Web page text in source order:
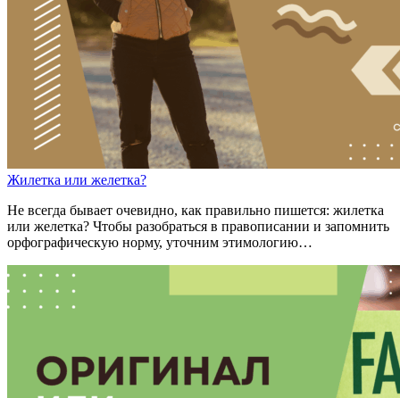
Жилетка или желетка?
Не всегда бывает очевидно, как правильно пишется: жилетка
или желетка? Чтобы разобраться в правописании и запомнить
орфографическую норму, уточним этимологию…